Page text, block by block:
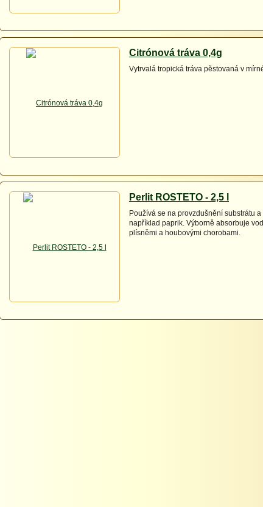
Citrónová tráva 0,4g
Vytrvalá tropická tráva pěstovaná v
Perlit ROSTETO - 2,5 l
Používá se na provzdušnění substrátu
například paprik. Výborně absorbuje
plísněmi a houbovými chorobami.